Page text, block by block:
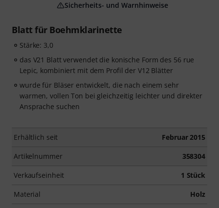
Blatt für Boehmklarinette
Stärke: 3,0
das V21 Blatt verwendet die konische Form des 56 rue
Lepic, kombiniert mit dem Profil der V12 Blätter
wurde für Bläser entwickelt, die nach einem sehr
warmen, vollen Ton bei gleichzeitig leichter und direkter
Ansprache suchen
Erhältlich seit Februar 2015
Artikelnummer 358304
Verkaufseinheit 1 Stück
Material Holz
Sicherheits- und Warnhinweise